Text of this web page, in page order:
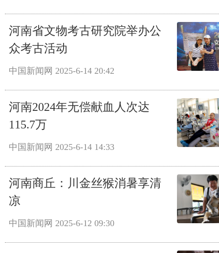
河南省文物考古研究院举办公
众考古活动
中国新闻网 2025-6-14 20:42
河南2024年无偿献血人次达
115.7万
中国新闻网 2025-6-14 14:33
河南商丘：川金丝猴消暑享清
凉
中国新闻网 2025-6-12 09:30